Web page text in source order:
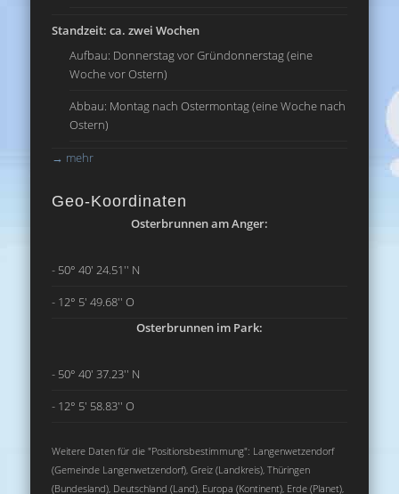
Standzeit: ca. zwei Wochen
Aufbau: Donnerstag vor Gründonnerstag (eine
Woche vor Ostern)
Abbau: Montag nach Ostermontag (eine Woche nach
Ostern)
→ mehr
Geo-Koordinaten
Osterbrunnen am Anger:
- 50° 40' 24.51'' N
- 12° 5' 49.68'' O
Osterbrunnen im Park:
- 50° 40' 37.23'' N
- 12° 5' 58.83'' O
Weitere Daten für die "Positionsbestimmung": Langenwetzendorf
(Gemeinde Langenwetzendorf), Greiz (Landkreis), Thüringen
(Bundesland), Deutschland (Land), Europa (Kontinent), Erde (Planet),